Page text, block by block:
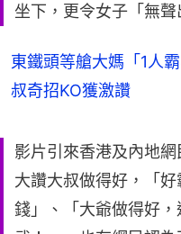
坐下，更令女子「無聲
東鐵頭等艙大媽「1人
叔奇招KO獲激讚
影片引來香港及內地
大讚大叔做得好，「
錢」、「大爺做得好